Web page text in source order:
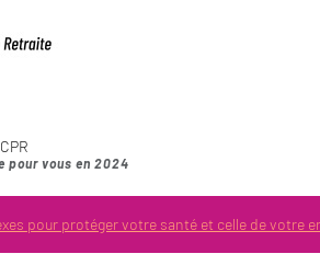
Ouvrir la fenêtre d'aide
pour protéger votre santé et celle de votre
pour vous en 2024